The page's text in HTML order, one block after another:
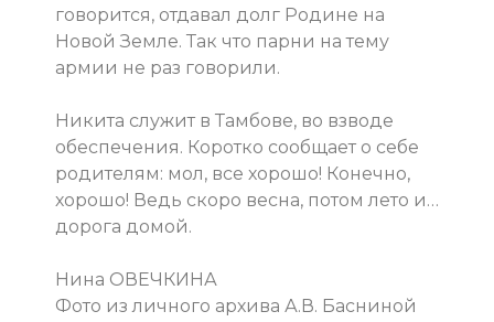
говорится, отдавал долг Родине на
Новой Земле. Так что парни на тему
армии не раз говорили.
Никита служит в Тамбове, во взводе
обеспечения. Коротко сообщает о себе
родителям: мол, все хорошо! Конечно,
хорошо! Ведь скоро весна, потом лето и…
дорога домой.
Нина ОВЕЧКИНА
Фото из личного архива А.В. Басниной